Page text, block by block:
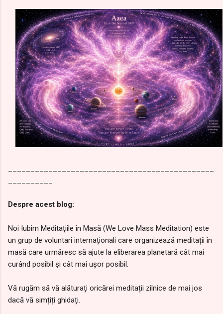
Despre acest blog:
Noi Iubim Meditațiile în Masă (We Love Mass Meditation) este
un grup de voluntari internaționali care organizează meditații în
masă care urmăresc să ajute la eliberarea planetară cât mai
curând posibil și cât mai ușor posibil.
Vă rugăm să vă alăturați oricărei meditații zilnice de mai jos
dacă vă simțiți ghidați.